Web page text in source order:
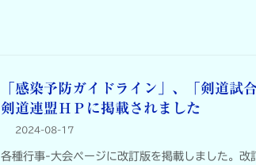
「感染予防ガイドライン」、「剣道試
剣道連盟ＨＰに掲載されました
2024-08-17
各種行事-大会ページに改訂版を掲載しました。